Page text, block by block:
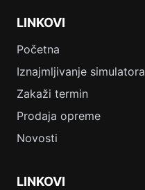
LINKOVI
Početna
Iznajmljivanje simulatora
Zakaži termin
Prodaja opreme
Novosti
LINKOVI